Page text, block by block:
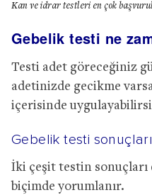
Kan ve idrar testleri en çok
Gebelik testi ne
Testi adet göreceğiniz
adetinizde gecikme
içerisinde
Gebelik testi
İki çeşit testin
biçimde yorumlanır.